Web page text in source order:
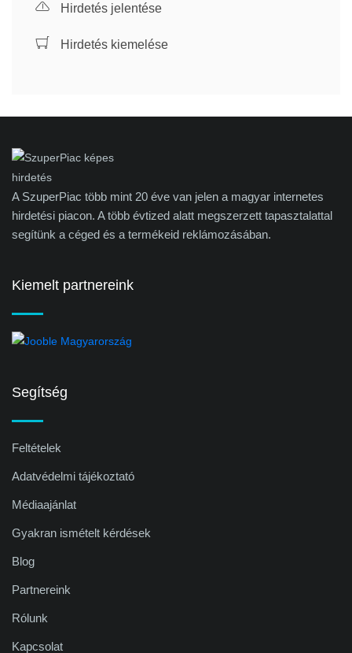
Hirdetés jelentése
Hirdetés kiemelése
A SzuperPiac több mint 20 éve van jelen a magyar internetes
hirdetési piacon. A több évtized alatt megszerzett tapasztalattal
segítünk a céged és a termékeid reklámozásában.
Kiemelt partnereink
Segítség
Feltételek
Adatvédelmi tájékoztató
Médiaajánlat
Gyakran ismételt kérdések
Blog
Partnereink
Rólunk
Kapcsolat